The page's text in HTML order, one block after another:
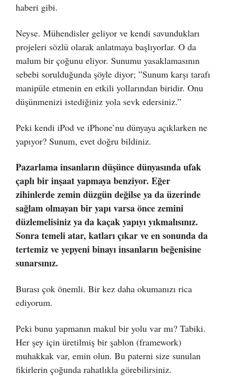
haberi gibi.
Neyse. Mühendisler geliyor ve kendi savundukları
projeleri sözlü olarak anlatmaya başlıyorlar. O da
malum bir çoğunu eliyor. Sunumu yasaklamasının
sebebi sorulduğunda şöyle diyor; ”Sunum karşı tarafı
manipüle etmenin en etkili yollarından biridir. Onu
düşünmenizi istediğiniz yola sevk edersiniz.”
Peki kendi iPod ve iPhone’nu dünyaya açıklarken ne
yapıyor? Sunum, evet doğru bildiniz.
Pazarlama insanların düşünce dünyasında ufak
çaplı bir inşaat yapmaya benziyor. Eğer
zihinlerde zemin düzgün değilse ya da üzerinde
sağlam olmayan bir yapı varsa önce zemini
düzlemelisiniz ya da kaçak yapıyı yıkmalısınız.
Sonra temeli atar, katları çıkar ve en sonunda da
tertemiz ve yepyeni binayı insanların beğenisine
sunarsınız.
Burası çok önemli. Bir kez daha okumanızı rica
ediyorum.
Peki bunu yapmanın makul bir yolu var mı? Tabiki.
Her şey için üretilmiş bir şablon (framework)
muhakkak var, emin olun. Bu paterni size sunulan
fikirlerin çoğunda rahatlıkla görebilirsiniz.